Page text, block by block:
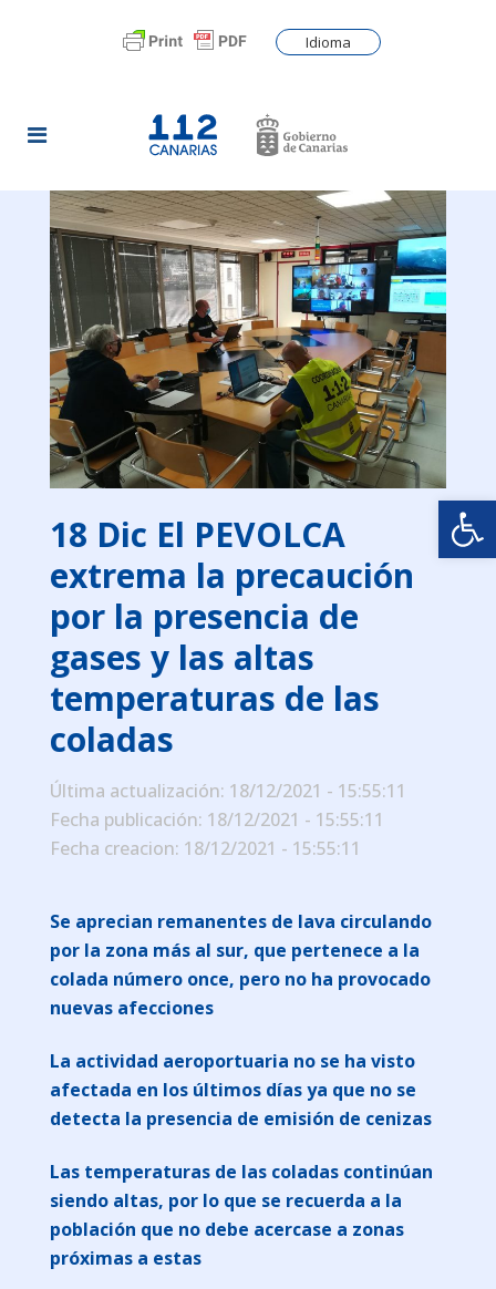
Idioma
18 Dic El PEVOLCA
extrema la precaución
por la presencia de
gases y las altas
temperaturas de las
coladas
Última actualización: 18/12/2021 - 15:55:11
Fecha publicación: 18/12/2021 - 15:55:11
Fecha creacion: 18/12/2021 - 15:55:11
Se aprecian remanentes de lava circulando
por la zona más al sur, que pertenece a la
colada número once, pero no ha provocado
nuevas afecciones
La actividad aeroportuaria no se ha visto
afectada en los últimos días ya que no se
detecta la presencia de emisión de cenizas
Las temperaturas de las coladas continúan
siendo altas, por lo que se recuerda a la
población que no debe acercase a zonas
próximas a estas